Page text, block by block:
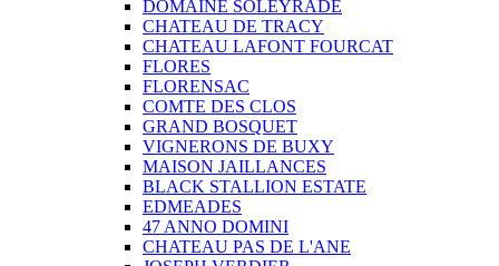
DOMAINE SOLEYRADE
CHATEAU DE TRACY
CHATEAU LAFONT FOURCAT
FLORES
FLORENSAC
COMTE DES CLOS
GRAND BOSQUET
VIGNERONS DE BUXY
MAISON JAILLANCES
BLACK STALLION ESTATE
EDMEADES
47 ANNO DOMINI
CHATEAU PAS DE L'ANE